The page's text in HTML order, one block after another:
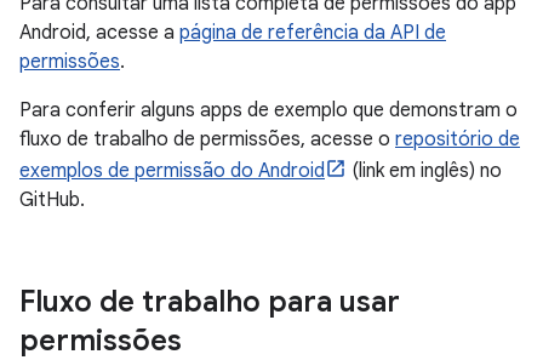
Android, acesse a página de referência da API de
permissões.
Para conferir alguns apps de exemplo que demonstram o
fluxo de trabalho de permissões, acesse o repositório de
exemplos de permissão do Android
(link em inglês) no
GitHub.
Fluxo de trabalho para usar
permissões